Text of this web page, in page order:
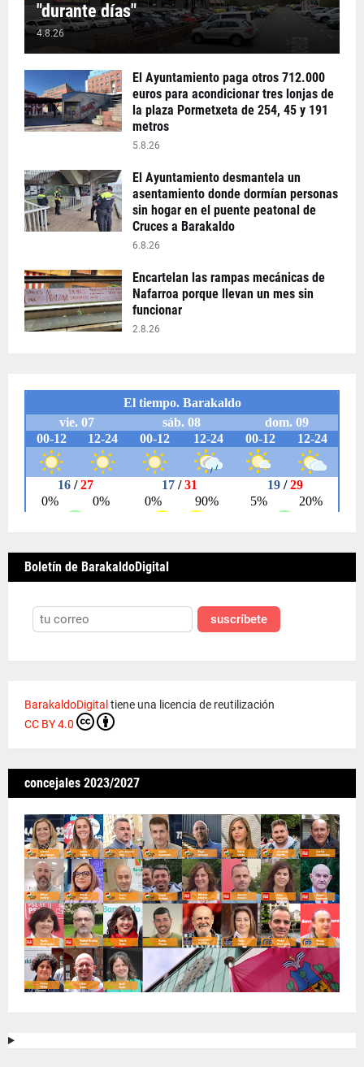
"durante días"
4.8.26
El Ayuntamiento paga otros 712.000
euros para acondicionar tres lonjas de
la plaza Pormetxeta de 254, 45 y 191
metros
5.8.26
El Ayuntamiento desmantela un
asentamiento donde dormían personas
sin hogar en el puente peatonal de
Cruces a Barakaldo
6.8.26
Encartelan las rampas mecánicas de
Nafarroa porque llevan un mes sin
funcionar
2.8.26
Boletín de BarakaldoDigital
suscríbete
BarakaldoDigital tiene una licencia de reutilización
CC BY 4.0
concejales 2023/2027